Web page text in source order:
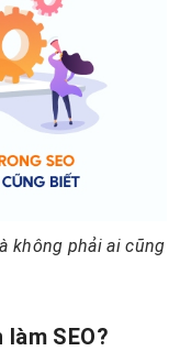
không phải ai cũng
SEO?